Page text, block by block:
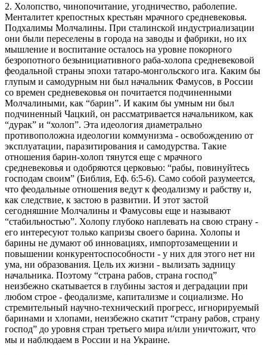
2. Холопство, чинопочитание, угодничество, раболепие.
Менталитет крепостных крестьян мрачного средневековья.
Подхалимы Молчалины. При сталинской индустриализации
они были переселены в города на заводы и фабрики, но их
мышление и воспитание осталось на уровне покорного
безропотного безынициативного раба-холопа средневековой
феодальной страны эпохи татаро-монгольского ига. Каким бы
глупым и самодурным ни был начальник Фамусов, в России
со времен средневековья он почитается подчиненными
Молчалиными, как “барин”. И каким бы умным ни был
подчиненный Чацкий, он рассматривается начальником, как
“дурак” и “холоп”. Эта идеология диаметрально
противоположна идеологии коммунизма - освобождению от
эксплуатации, паразитирования и самодурства. Такие
отношения барин-холоп тянутся еще с мрачного
средневековья и одобряются церковью: “рабы, повинуйтесь
господам своим” (Библия, Еф. 6:5-6). Само собой разумеется,
что феодальные отношения ведут к феодализму и рабству и,
как следствие, к застою в развитии. И этот застой
сегодняшние Молчалины и Фамусовы еще и называют
“стабильностью”. Холопу глубоко наплевать на свою страну -
его интересуют только капризы своего барина. Холопы и
барины не думают об инновациях, импортозамещении и
повышении конкурентоспособности - у них для этого нет ни
ума, ни образования. Цель их жизни - вылизать задницу
начальника. Поэтому “страна рабов, страна господ”
неизбежно скатывается в глубины застоя и деградации при
любом строе - феодализме, капитализме и социализме. Но
стремительный научно-технический прогресс, игнорируемый
баринами и хлопами, неизбежно скатит “страну рабов, страну
господ” до уровня стран третьего мира и/или уничтожит, что
мы и наблюдаем в России и на Украине.